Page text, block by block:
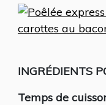
INGRÉDIENTS
Temps de